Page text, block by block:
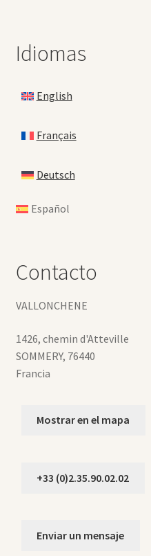
Idiomas
English
Français
Deutsch
Español
Contacto
VALLONCHENE
1426, chemin d'Atteville
SOMMERY, 76440
Francia
Mostrar en el mapa
+33 (0)2.35.90.02.02
Enviar un mensaje